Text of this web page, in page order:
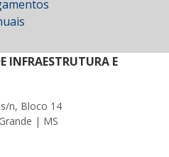
INFRAESTRUTURA E
n, Bloco 14
| MS